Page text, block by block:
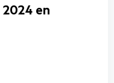
en